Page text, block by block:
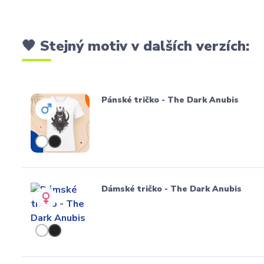
🖤 Stejný motiv v dalších verzích:
Pánské tričko - The Dark Anubis
Dámské tričko - The Dark Anubis